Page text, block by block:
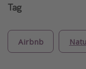
Tag
Airbnb